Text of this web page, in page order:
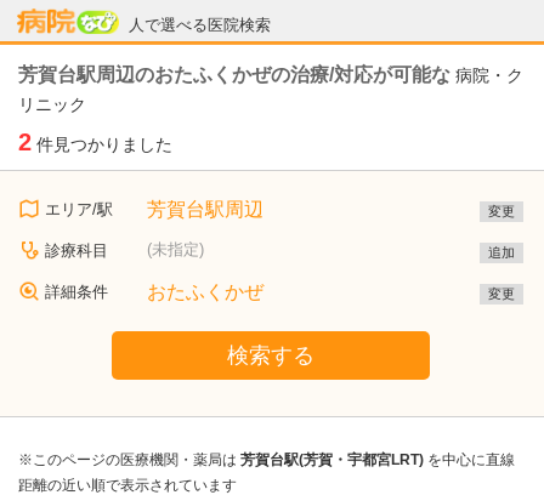
人で選べる医院検索
病院なび
芳賀台駅周辺のおたふくかぜの治療/対応が可能な 病院・ク
リニック
2 件見つかりました
エリア/駅 芳賀台駅周辺 変更
診療科目 (未指定) 追加
詳細条件 おたふくかぜ 変更
検索する
※このページの医療機関・薬局は 芳賀台駅(芳賀・宇都宮LRT) を中心に直線
距離の近い順で表示されています